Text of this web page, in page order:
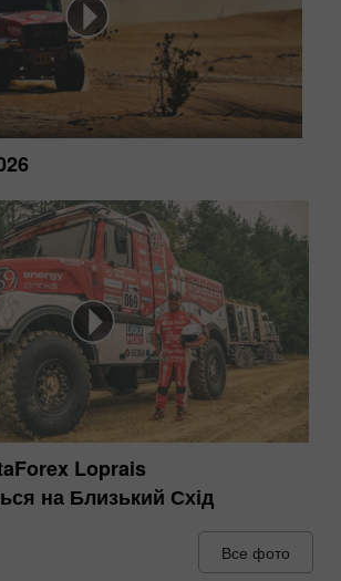
Loprais
на Близький Схід
Все фото